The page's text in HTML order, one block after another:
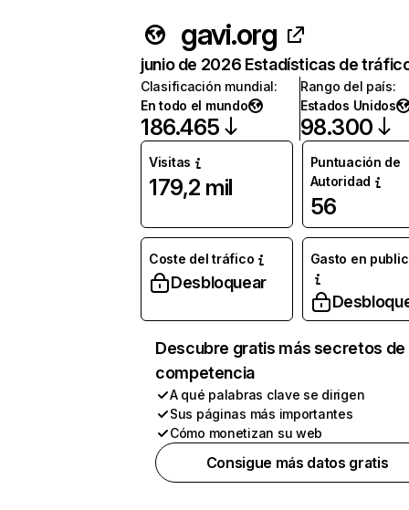
gavi.org
junio de 2026 Estadísticas de
Clasificación mundial:
En todo el mundo
186.465
Rango del país:
Estados Unidos
98.300
Visitas
179,2 mil
Puntuación de
Autoridad
56
Coste del tráfico
Desbloquear
Gasto en
Descubre gratis más secretos de
competencia
A qué palabras clave se dirigen
Sus páginas más importantes
Cómo monetizan su web
Consigue más datos gratis